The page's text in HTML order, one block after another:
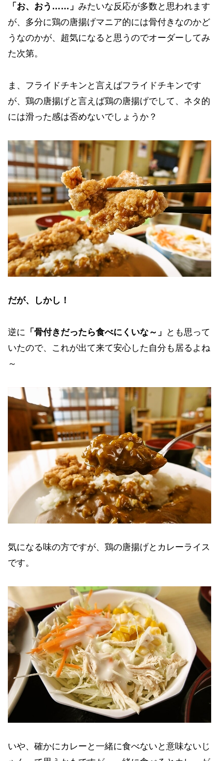
「お、おう……」 みたいな反応が多数と思われます
が、多分に鶏の唐揚げマニア的には骨付きなのかど
うなのかが、超気になると思うのでオーダーしてみ
た次第。
ま、フライドチキンと言えばフライドチキンです
が、鶏の唐揚げと言えば鶏の唐揚げでして、ネタ的
には滑った感は否めないでしょうか？
だが、しかし！
逆に 「骨付きだったら食べにくいな～」
とも思って
いたので、これが出て来て安心した自分も居るよね
～
気になる味の方ですが、鶏の唐揚げとカレーライス
です。
いや、確かにカレーと一緒に食べないと意味ないじ